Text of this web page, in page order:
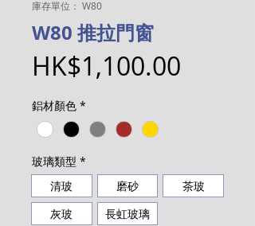
庫存單位： W80
W80 推拉門窗
HK$1,100.00
鋁材顏色 *
玻璃類型 *
清玻
磨砂
茶玻
灰玻
長虹玻璃